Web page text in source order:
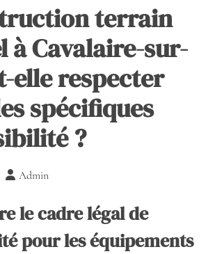
terrain
à Cavalaire-sur-
elle respecter
spécifiques
?
Admin
le cadre légal de
pour les équipements